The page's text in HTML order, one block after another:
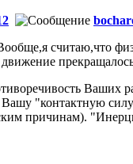
считаю,что
Ваших
"контактную
причинам).